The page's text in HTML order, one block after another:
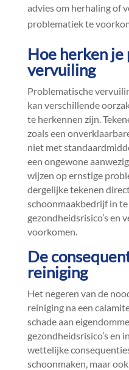
advies om herhaling of
problematiek te
Hoe herken
vervuiling
Problematische
kan verschillende
te herkennen zijn.​
zoals een
niet met
een ongewone
wijzen op ernstige
dergelijke tekenen
schoonmaakbedrijf in
gezondheidsrisico’s en
voorkomen.​
De
reiniging
Het negeren van de
reiniging na een
schade aan
gezondheidsrisico’s en
wettelijke
schoonmaken, maar